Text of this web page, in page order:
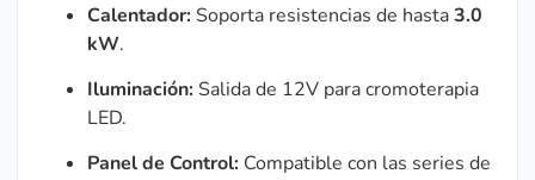
Calentador: Soporta resistencias de hasta3.0
kW.
Iluminación: Salida de 12V para cromoterapia
LED.
Panel de Control: Compatible con las series de